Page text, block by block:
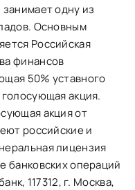
одну из
Основным
Российская
финансов
50% уставного
акция.
акция от
российские и
лицензия
банковских операций
117312, г. Москва,